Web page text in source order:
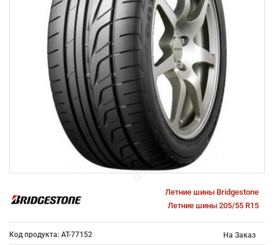
Летние шины Bridgestone
Летние шины 205/55 R15
Код продукта: AT-77152 На Заказ